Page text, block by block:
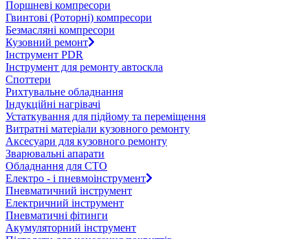
Поршневі компресори
Гвинтові (Роторні) компресори
Безмасляні компресори
Кузовний ремонт
Інструмент PDR
Інструмент для ремонту автоскла
Споттери
Рихтувальне обладнання
Індукційні нагрівачі
Устаткування для підйому та переміщення
Витратні матеріали кузовного ремонту
Аксесуари для кузовного ремонту
Зварювальні апарати
Обладнання для СТО
Електро - і пневмоінструмент
Пневматичний інструмент
Електричний інструмент
Пневматичні фітинги
Акумуляторний інструмент